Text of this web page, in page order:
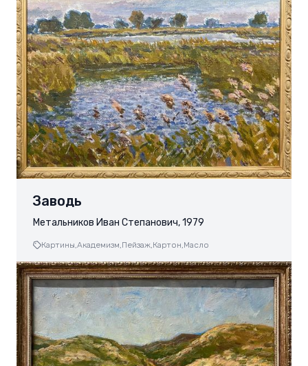
Заводь
Метальников Иван Степанович, 1979
Картины,Академизм,Пейзаж,Картон,Масло